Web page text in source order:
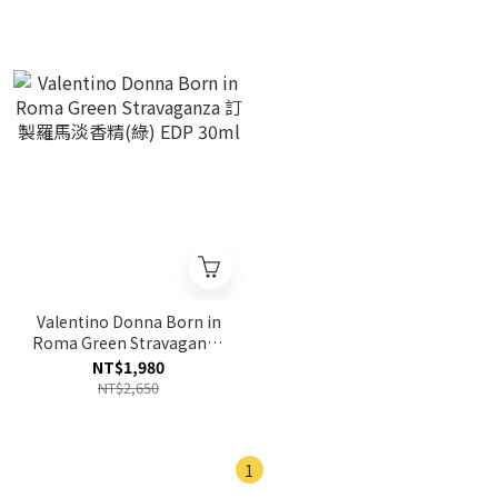
Valentino Donna Born in
Roma Green Stravaganza
訂製羅馬淡香精(綠) EDP
30ml
NT$1,980
NT$2,650
1